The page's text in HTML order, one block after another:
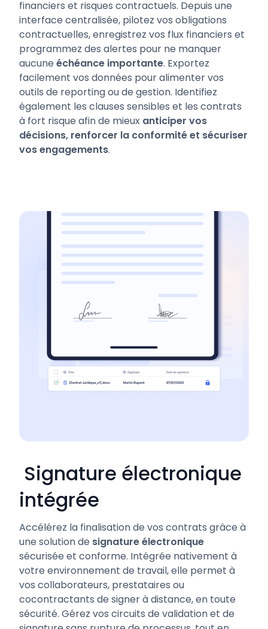
financiers et risques contractuels. Depuis une
interface centralisée, pilotez vos obligations
contractuelles, enregistrez vos flux financiers et
programmez des alertes pour ne manquer
aucune échéance importante. Exportez
facilement vos données pour alimenter vos
outils de reporting ou de gestion. Identifiez
également les clauses sensibles et les contrats
à fort risque afin de mieux anticiper vos
décisions, renforcer la conformité et sécuriser
vos engagements.
Signature électronique
intégrée
Accélérez la finalisation de vos contrats grâce à
une solution de signature électronique
sécurisée et conforme. Intégrée nativement à
votre environnement de travail, elle permet à
vos collaborateurs, prestataires ou
cocontractants de signer à distance, en toute
sécurité. Gérez vos circuits de validation et de